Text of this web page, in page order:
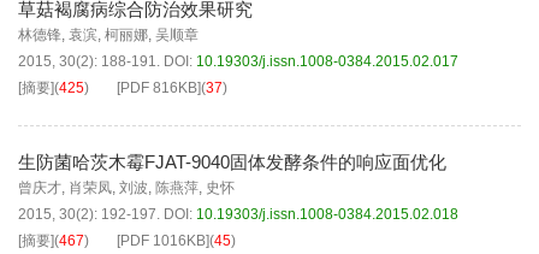
草菇褐腐病综合防治效果研究
林德锋, 袁滨, 柯丽娜, 吴顺章
2015, 30(2): 188-191. DOI: 10.19303/j.issn.1008-0384.2015.02.017
[摘要](425) [PDF 816KB](37)
生防菌哈茨木霉FJAT-9040固体发酵条件的响应面优化
曾庆才, 肖荣凤, 刘波, 陈燕萍, 史怀
2015, 30(2): 192-197. DOI: 10.19303/j.issn.1008-0384.2015.02.018
[摘要](467) [PDF 1016KB](45)